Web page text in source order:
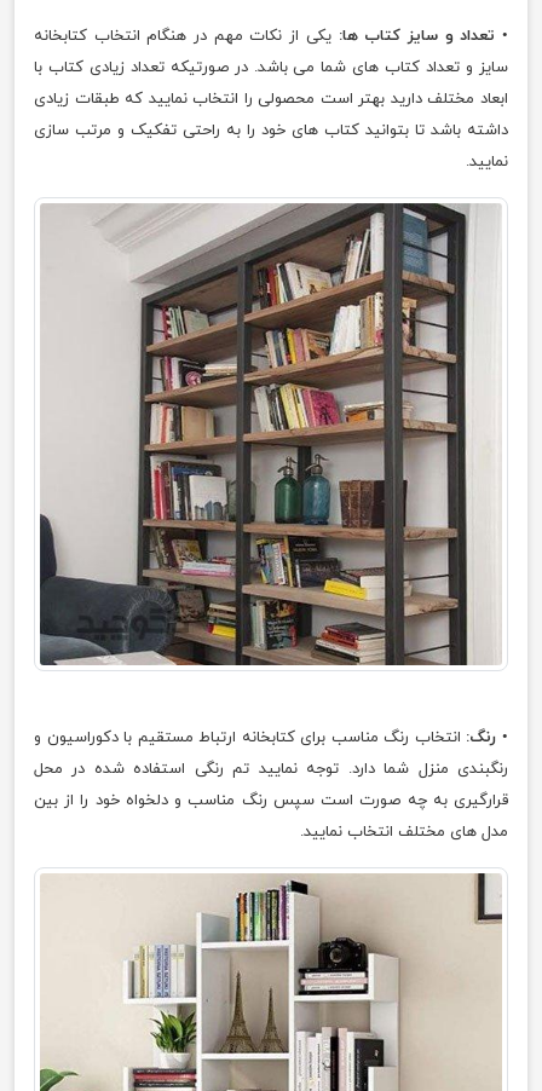
• تعداد و سایز کتاب ها: یکی از نکات مهم در هنگام انتخاب کتابخانه
سایز و تعداد کتاب های شما می باشد. در صورتیکه تعداد زیادی کتاب با
ابعاد مختلف دارید بهتر است محصولی را انتخاب نمایید که طبقات زیادی
داشته باشد تا بتوانید کتاب های خود را به راحتی تفکیک و مرتب سازی
نمایید.
• رنگ: انتخاب رنگ مناسب برای کتابخانه ارتباط مستقیم با دکوراسیون و
رنگبندی منزل شما دارد. توجه نمایید تم رنگی استفاده شده در محل
قرارگیری به چه صورت است سپس رنگ مناسب و دلخواه خود را از بین
مدل های مختلف انتخاب نمایید.